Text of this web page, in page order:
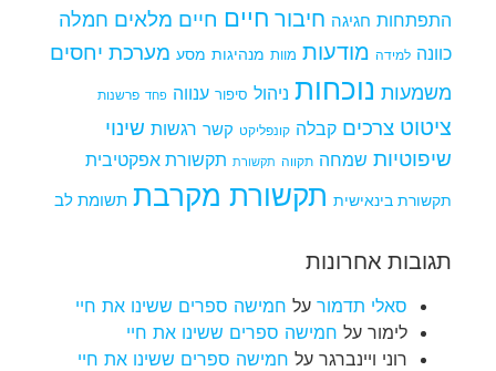
התפתחות חגיגה חיבור חיים חיים מלאים חמלה
כוונה למידה מודעות מוות מנהיגות מסע מערכת יחסים
משמעות נוכחות ניהול סיפור ענווה פחד פרשנות
ציטוט צרכים קבלה קונפליקט קשר רגשות שינוי
שיפוטיות שמחה תקווה תקשורת תקשורת אפקטיבית
תקשורת בינאישית תקשורת מקרבת תשומת לב
תגובות אחרונות
סאלי תדמור על חמישה ספרים ששינו את חיי
לימור על חמישה ספרים ששינו את חיי
רוני ויינברגר על חמישה ספרים ששינו את חיי